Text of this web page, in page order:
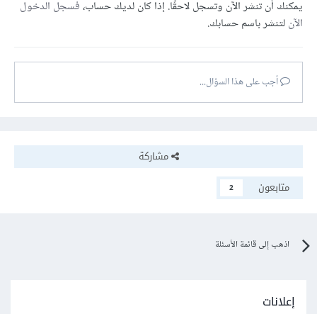
يمكنك أن تنشر الآن وتسجل لاحقًا. إذا كان لديك حساب،فسجل الدخول
الآنلتنشر باسم حسابك.
أجب على هذا السؤال...
مشاركة
متابعون
2
اذهب إلى قائمة الأسئلة
إعلانات